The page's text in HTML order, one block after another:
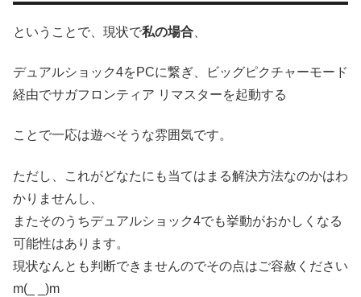
ということで、現状で私の場合
デュアルショック4をPCに繋ぎ、ビッグピクチャーモード
経由でサガフロンティア リマスターを起動する
ことで一応は遊べそうな雰囲気です。
ただし、これがどなたにも当てはまる解決方法なのかはわ
かりませんし、
またそのうちデュアルショック4でも挙動がおかしくなる
可能性はあります。
現状なんとも判断できませんのでその点はご容赦ください
m(_ _)m